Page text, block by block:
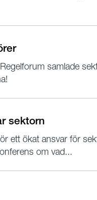
samlade
sektorn
ett ökat ansvar för
om vad...